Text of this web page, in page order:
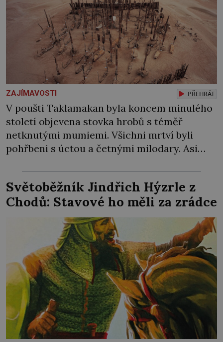
ZAJÍMAVOSTI PŘEHRÁT
V poušti Taklamakan byla koncem minulého
století objevena stovka hrobů s téměř
netknutými mumiemi. Všichni mrtví byli
pohřbeni s úctou a četnými milodary. Asi
chlapečka s modrou filcovou čapkou, z níž se
draly blonďaté vlásky. Fakt, že jsou těla
dávných lidí nesmírně dobře zachovalá,
přičítají odborníci zdejším klimatickým
podmínkám. Sucho, prosolené písky a
extrémně […]
Světoběžník Jindřich Hýzrle z
Chodů: Stavové ho měli za zrádce